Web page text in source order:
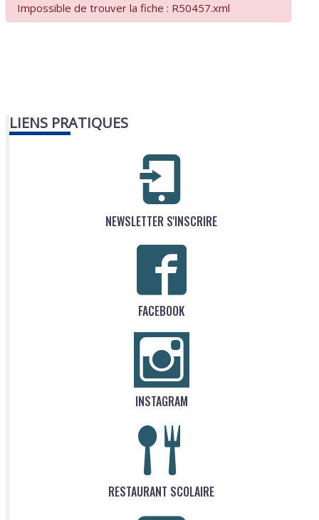
Impossible de trouver la fiche : R50457.xml
LIENS PRATIQUES
NEWSLETTER S'INSCRIRE
FACEBOOK
INSTAGRAM
RESTAURANT SCOLAIRE